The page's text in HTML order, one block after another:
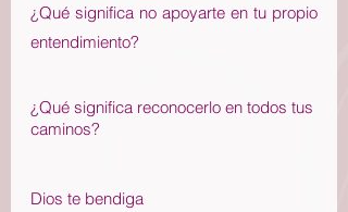
¿Qué significa no apoyarte en tu propio
entendimiento?
¿Qué significa reconocerlo en todos tus
caminos?
Dios te bendiga